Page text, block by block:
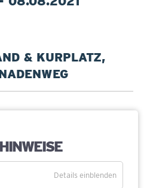
& KURPLATZ,
IN
Livemusik, Tombola,
Details einblenden